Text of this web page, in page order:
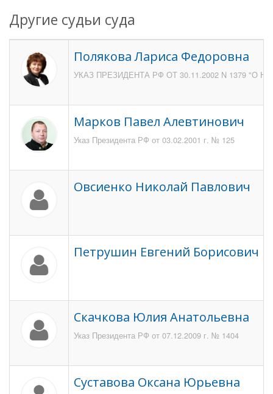
Другие судьи суда
Полякова Лариса Федоровна
УКАЗ ПРЕЗИДЕНТА РФ ОТ 30.11.2002 N 1379
Марков Павел Алевтинович
Указ Президента РФ от 03.02.2001 г. № 125
Овсиенко Николай Павлович
Петрушин Евгений Борисович
Скачкова Юлия Анатольевна
Указ Президента РФ от 07.12.2009 г. № 1404
Суставова Оксана Юрьевна